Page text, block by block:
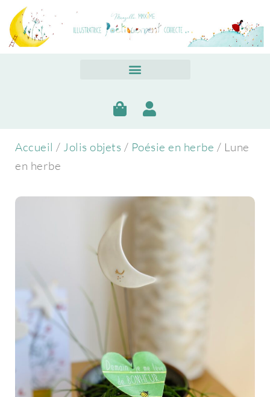
Accueil / Jolis objets / Poésie en herbe / Lune
en herbe